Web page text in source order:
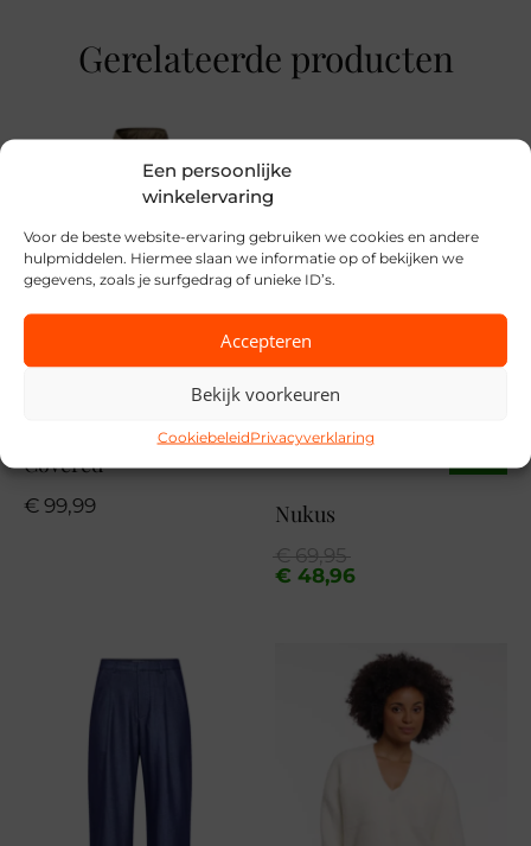
Een persoonlijke
winkelervaring
Voor de beste website-ervaring gebruiken we cookies en andere
hulpmiddelen. Hiermee slaan we informatie op of bekijken we
gegevens, zoals je surfgedrag of unieke ID’s.
Accepteren
Bekijk voorkeuren
CookiebeleidPrivacyverklaring
STD
Gerelateerde producten
Covered
€ 99,99 Nukus
€69,95
Oorspronkelijke
prijs
€ 48,96
Huidige
prijs